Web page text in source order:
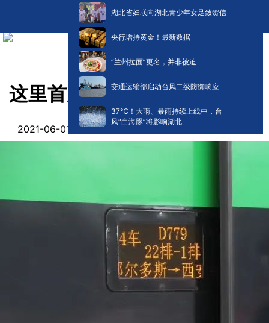
湖北省妇联向湖北青少年女足致贺信
央行增持黄金！最新数据
“兰州拉面”更名，并非被迫
交通运输部启动台风二级防御响应
​37℃！大雨、暴雨持续上线中，台
风“白海豚”将影响湖北
这里首次开行复兴号“绿巨人”
2021-06-01 12:50阅读:0